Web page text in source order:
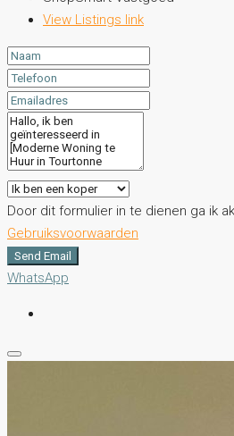
View Listings link
Door dit formulier in te dienen ga ik
Gebruiksvoorwaarden
Send Email
WhatsApp